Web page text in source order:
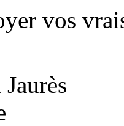
vos